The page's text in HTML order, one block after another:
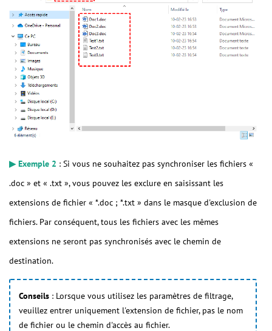
▶ Exemple 2 : Si vous ne souhaitez pas synchroniser les fichiers «
.doc » et « .txt », vous pouvez les exclure en saisissant les
extensions de fichier « *.doc ; *.txt » dans le masque d'exclusion de
fichiers. Par conséquent, tous les fichiers avec les mêmes
extensions ne seront pas synchronisés avec le chemin de
destination.
Conseils : Lorsque vous utilisez les paramètres de filtrage,
veuillez entrer uniquement l'extension de fichier, pas le nom
de fichier ou le chemin d'accès au fichier.